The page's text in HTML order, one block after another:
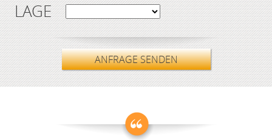
LAGE
ANFRAGE SENDEN